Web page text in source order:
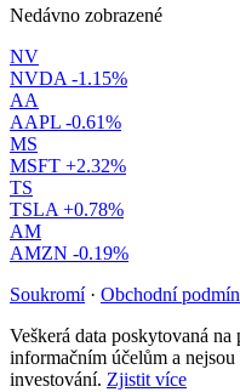
Nedávno zobrazené
NV
NVDA -1.15%
AA
AAPL -0.61%
MS
MSFT +2.32%
TS
TSLA +0.78%
AM
AMZN -0.19%
Soukromí · Obchodní
Veškerá data poskytovaná
informačním účelům a
investování. Zjistit více